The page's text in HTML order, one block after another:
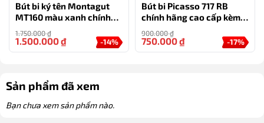
Bút bi ký tên Montagut
MT160 màu xanh chính
hãng làm quà tặng
1.750.000₫
-14%
1.500.000₫
Bút bi Picasso 717 RB
chính hãng cao cấp kèm
hộp và túi – quà tặng cho
doanh nhân
900.000₫
-17%
750.000₫
Sản phẩm đã xem
Bạn chưa xem sản phẩm nào.